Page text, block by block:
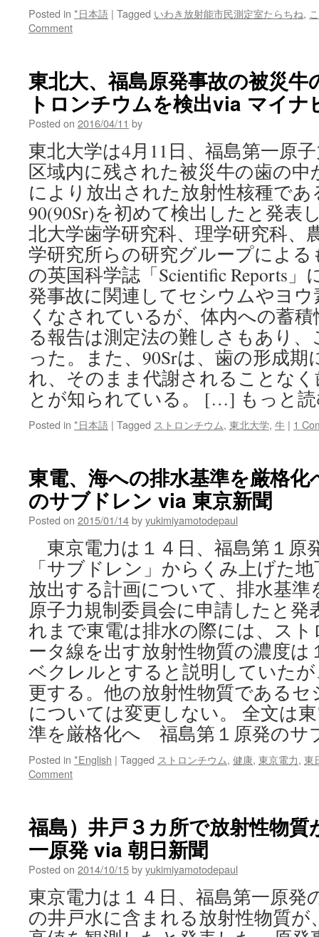
Posted in *日本語 | Tagged いわき放射能市民測定室たらちね,
Comment
東北大、福島原発事故の被災
トロンチウムを検出via マイナ
Posted on 2016/04/11 by
東北大学は4月11日、福島第一原
区域内に残された被災牛の歯の中
により放出された放射性核種で
90(90Sr)を初めて検出したと発表
北大学歯学研究科、理学研究科、
学研究所らの研究グループによる
の英国科学誌「Scientific Reports
発事故に関連してセシウムやヨ
くなされているが、体内への蓄
る報告は測定法の難しさもあり
った。また、90Srは、歯の形成
れ、そのまま代謝されることな
とが知られている。 […] もっと
Posted in *日本語 | Tagged ストロンチウム, 東北大学, 牛 | 1
東電、海への排水基準を厳格
のサブドレン via 東京新聞
Posted on 2015/01/14byyukimiyamotodepaul
東京電力は１４日、福島第１原
「サブドレン」からくみ上げた
放出する計画について、排水基
原子力規制委員会に申請したと発
れまで東電は排水の際には、ス
ータ線を出す放射性物質の濃度
ベクレルとすると説明していた
更する。他の放射性物質である
については変更しない。 全文は
準を厳格化へ 福島第１原発のサ
Posted in *English | Tagged ストロンチウム, 健康, 東京電力, 東
Comment
福島）井戸３カ所で放射性物
一原発 via 朝日新聞
Posted on 2014/10/15byyukimiyamotodepaul
東京電力は１４日、福島第一原発
の井戸水に含まれる放射性物質